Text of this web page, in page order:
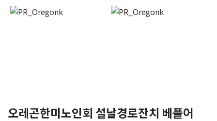
오레곤한미노인회 설날경로잔치 베풀어